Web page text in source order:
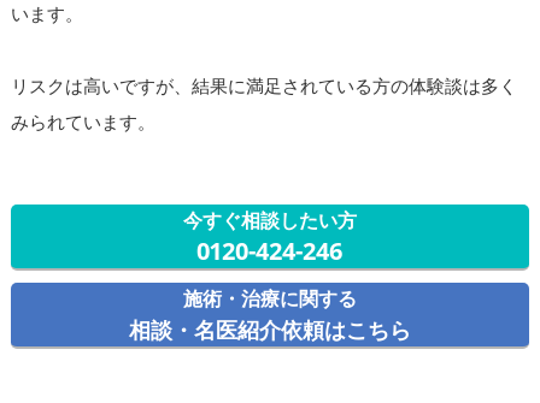
います。
リスクは高いですが、結果に満足されている方の体験談は多く
みられています。
今すぐ相談したい方
0120-424-246
施術・治療に関する
相談・名医紹介依頼はこちら